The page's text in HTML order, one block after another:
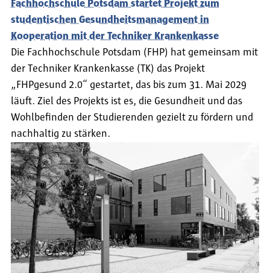
Fachhochschule Potsdam startet Projekt zum
studentischen Gesundheitsmanagement in
Kooperation mit der Techniker Krankenkasse
Die Fachhochschule Potsdam (FHP) hat gemeinsam mit
der Techniker Krankenkasse (TK) das Projekt
„FHPgesund 2.0“ gestartet, das bis zum 31. Mai 2029
läuft. Ziel des Projekts ist es, die Gesundheit und das
Wohlbefinden der Studierenden gezielt zu fördern und
nachhaltig zu stärken.